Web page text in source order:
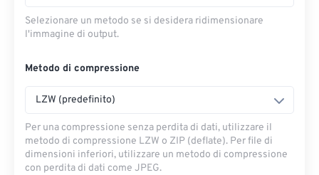
Selezionare un metodo se si desidera ridimensionare
l'immagine di output.
Metodo di compressione
LZW (predefinito)
Per una compressione senza perdita di dati, utilizzare il
metodo di compressione LZW o ZIP (deflate). Per file di
dimensioni inferiori, utilizzare un metodo di compressione
con perdita di dati come JPEG.